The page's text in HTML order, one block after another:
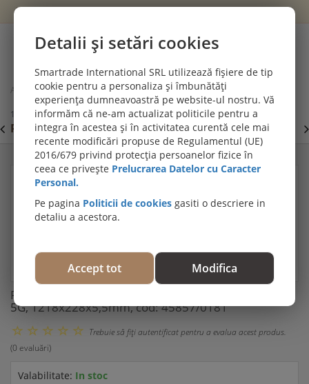
Cont
Acasă
Parchet SPC si pardoseli vinil (LVT)
Parchet SPC Gama Republic, Deimos, Clasa 34, click 5G,
1218x228x5,5mm, cod: 45857/0181
PROMOȚII DE IULIE! PARCHET SPC SI LVT: Viziteaza
secțiunea de pardoseli SPC SI LVT
Parchet SPC Gama Republic, Deimos, Clasa 34, click
5G, 1218x228x5,5mm, cod: 45857/0181
Trebuie să fiţi autentificat pentru a evalua acest produs.
(0 evaluări)
Valabilitate: In stoc
Detalii și setări cookies
Smartrade International SRL utilizează fișiere de tip
cookie pentru a personaliza și îmbunătăți
experiența dumneavoastră pe website-ul nostru. Vă
informăm că ne-am actualizat politicile pentru a
integra în acestea și în activitatea curentă cele mai
recente modificări propuse de Regulamentul (UE)
2016/679 privind protecția persoanelor fizice în
ceea ce privește Prelucrarea Datelor cu Caracter
Personal.
Pe pagina Politicii de cookies gasiti o descriere in
detaliu a acestora.
Accept tot Modifica